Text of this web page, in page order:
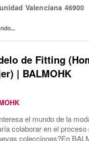
Valenciana 46900
de Fitting
| BALMOHK
el mundo de la
colaborar en el
colecciones?En